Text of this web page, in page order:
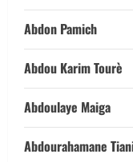
Abdon Pamich
Abdou Karim Tourè
Abdoulaye Maiga
Abdourahamane